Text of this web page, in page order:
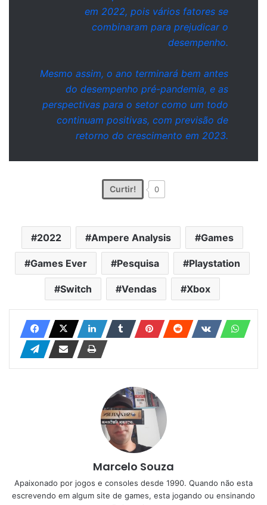
em 2022, pois vários fatores se
combinaram para prejudicar o
desempenho.
Mesmo assim, o ano terminará bem antes
do desempenho pré-pandemia, e as
perspectivas para o setor como um todo
continuam positivas, com previsão de
retorno do crescimento em 2023.
Curtir! 0
2022 Ampere Analysis Games
Games Ever Pesquisa Playstation
Switch Vendas Xbox
Marcelo Souza
Apaixonado por jogos e consoles desde 1990. Quando não esta
escrevendo em algum site de games, esta jogando ou ensinando